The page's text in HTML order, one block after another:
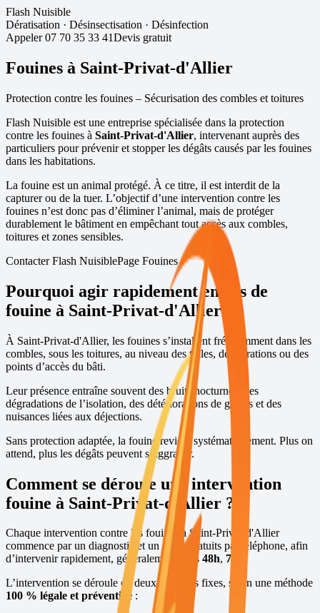
Flash Nuisible
Dératisation · Désinsectisation · Désinfection
Appeler 07 70 35 33 41Devis gratuit
Fouines à Saint-Privat-d'Allier
Protection contre les fouines – Sécurisation des combles et toitures
Flash Nuisible est une entreprise spécialisée dans la protection
contre les fouines à Saint-Privat-d'Allier, intervenant auprès des
particuliers pour prévenir et stopper les dégâts causés par les fouines
dans les habitations.
La fouine est un animal protégé. À ce titre, il est interdit de la
capturer ou de la tuer. L’objectif d’une intervention contre les
fouines n’est donc pas d’éliminer l’animal, mais de protéger
durablement le bâtiment en empêchant tout accès aux combles,
toitures et zones sensibles.
Contacter Flash NuisiblePage Fouines
Pourquoi agir rapidement en cas de
fouine à Saint-Privat-d'Allier?
À Saint-Privat-d'Allier, les fouines s’installent fréquemment dans les
combles, sous les toitures, au niveau des tuiles, des aérations ou des
points d’accès du bâti.
Leur présence entraîne souvent des bruits nocturnes, des
dégradations de l’isolation, des détériorations de gaines et des
nuisances liées aux déjections.
Sans protection adaptée, la fouine revient systématiquement. Plus on
attend, plus les dégâts peuvent s’aggraver.
Comment se déroule une intervention
fouine à Saint-Privat-d'Allier ?
Chaque intervention contre les fouines àSaint-Privat-d'Allier
commence par un diagnostic et un devis gratuits par téléphone, afin
d’intervenir rapidement, généralement sous 48h, 7j/7
L’intervention se déroule en deux passages fixes, selon une méthode
100 % légale et préventive :